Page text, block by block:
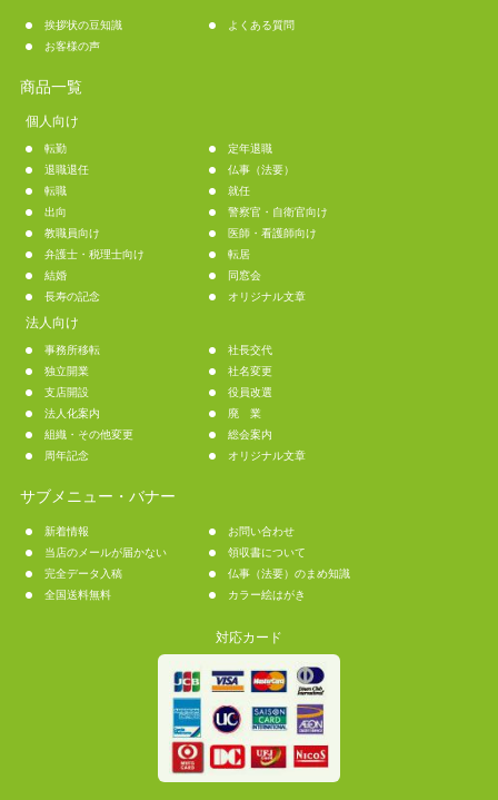
挨拶状の豆知識
よくある質問
お客様の声
商品一覧
個人向け
転勤
定年退職
退職退任
仏事（法要）
転職
就任
出向
警察官・自衛官向け
教職員向け
医師・看護師向け
弁護士・税理士向け
転居
結婚
同窓会
長寿の記念
オリジナル文章
法人向け
事務所移転
社長交代
独立開業
社名変更
支店開設
役員改選
法人化案内
廃 業
組織・その他変更
総会案内
周年記念
オリジナル文章
サブメニュー・バナー
新着情報
お問い合わせ
当店のメールが届かない
領収書について
完全データ入稿
仏事（法要）のまめ知識
全国送料無料
カラー絵はがき
対応カード